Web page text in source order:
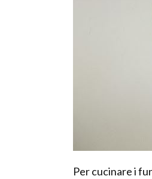
Per cucinare i